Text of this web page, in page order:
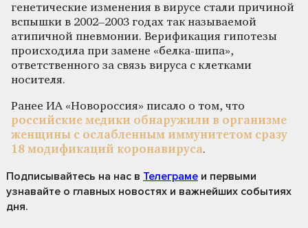
генетические изменения в вирусе стали причиной
вспышки в 2002–2003 годах так называемой
атипичной пневмонии. Верификация гипотезы
происходила при замене «белка-шипа»,
ответственного за связь вируса с клетками
носителя.
Ранее ИА «Новороссия» писало о том, что
российские медики обнаружили в организме
женщины с ослабленным иммунитетом сразу
18 модификаций коронавируса.
Подписывайтесь на нас в Телеграме и первыми
узнавайте о главных новостях и важнейших событиях
дня.